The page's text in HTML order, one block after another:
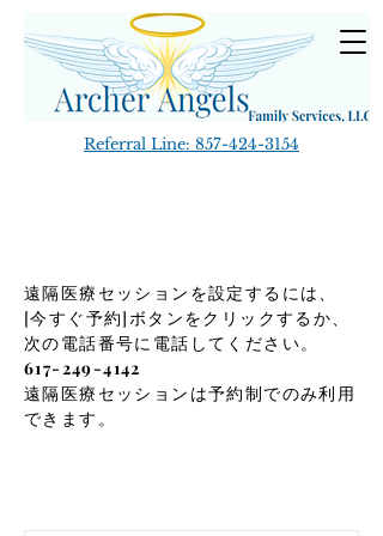
Referral Line: 857-424-3154
遠隔医療セッションを設定するには、
[今すぐ予約]ボタンをクリックするか、
次の電話番号に電話してください。
617-249-4142
遠隔医療セッションは予約制でのみ利用
できます。